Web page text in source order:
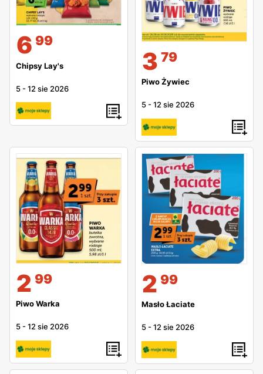
6 99
Chipsy Lay's
5 -12 sie 2026
3 79
Piwo Żywiec
5 -12 sie 2026
2 99
Piwo Warka
5 -12 sie 2026
2 99
Masło Łaciate
5 -12 sie 2026